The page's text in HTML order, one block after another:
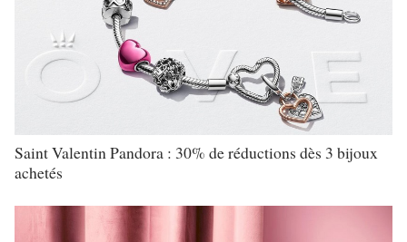
Saint Valentin Pandora : 30% de réductions dès 3 bijoux
achetés